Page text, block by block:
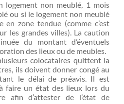
logement non meublé, 1 mois
ou si le logement non meublé
zone tendue (comme c’est
les grandes villes). La caution
du montant d’éventuels
des lieux ou de meubles.
colocataires quittent la
ils doivent donner congé au
le délai de préavis. Il est
faire un état des lieux lors du
afin d’attester de l’état de